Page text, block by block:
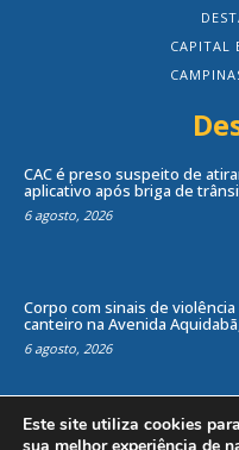
CAPITAL
CAC é preso suspeito de
aplicativo após briga de
6 agosto, 2026
Corpo com sinais de
canteiro na Avenida
6 agosto, 2026
Este site utiliza cookies